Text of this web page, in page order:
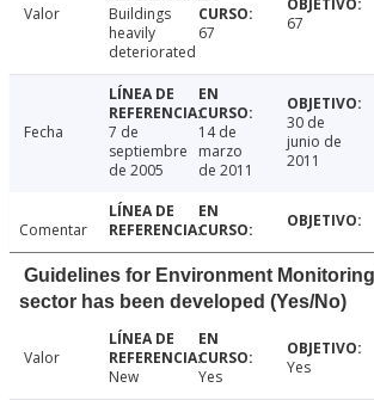
Valor
Buildings
heavily
deteriorated
67 67
Fecha
7 de
septiembre
de 2005
14 de
marzo
de 2011
30 de
junio de
2011
Comentar
Guidelines for Environment
sector has been developed (Yes/No)
Valor
New
Yes Yes